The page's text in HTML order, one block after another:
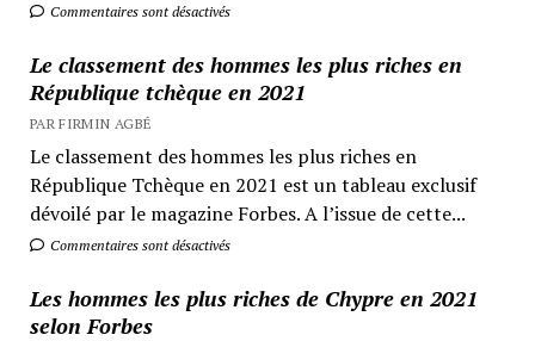
Commentaires sont désactivés
Le classement des hommes les plus riches en
République tchèque en 2021
PAR FIRMIN AGBÉ
Le classement des hommes les plus riches en
République Tchèque en 2021 est un tableau exclusif
dévoilé par le magazine Forbes. A l’issue de cette...
Commentaires sont désactivés
Les hommes les plus riches de Chypre en 2021
selon Forbes